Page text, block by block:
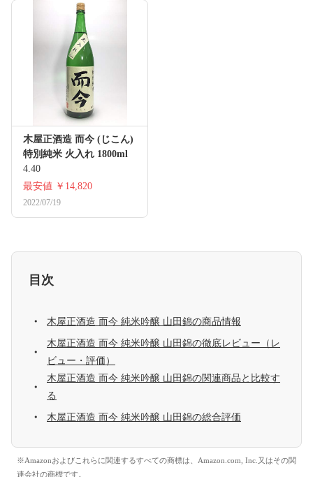
木屋正酒造 而今 (じこん)
特別純米 火入れ 1800ml
4.40
最安値 ￥14,820
2022/07/19
目次
木屋正酒造 而今 純米吟醸 山田錦の商品情報
木屋正酒造 而今 純米吟醸 山田錦の徹底レビュー（レ
ビュー・評価）
木屋正酒造 而今 純米吟醸 山田錦の関連商品と比較す
る
木屋正酒造 而今 純米吟醸 山田錦の総合評価
※Amazonおよびこれらに関連するすべての商標は、Amazon.com, Inc.又はその関
連会社の商標です。